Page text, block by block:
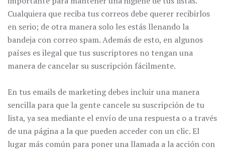
Cualquiera que reciba tus correos debe querer recibirlos
en serio; de otra manera solo les estás llenando la
bandeja con correo spam. Además de esto, en algunos
países es ilegal que tus suscriptores no tengan una
manera de cancelar su suscripción fácilmente.
En tus emails de marketing debes incluir una manera
sencilla para que la gente cancele su suscripción de tu
lista, ya sea mediante el envío de una respuesta o a través
de una página a la que pueden acceder con un clic. El
lugar más común para poner una llamada a la acción con